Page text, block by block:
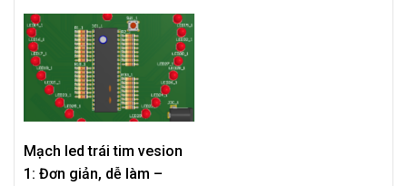
Mạch led trái tim vesion
1: Đơn giản, dễ làm –